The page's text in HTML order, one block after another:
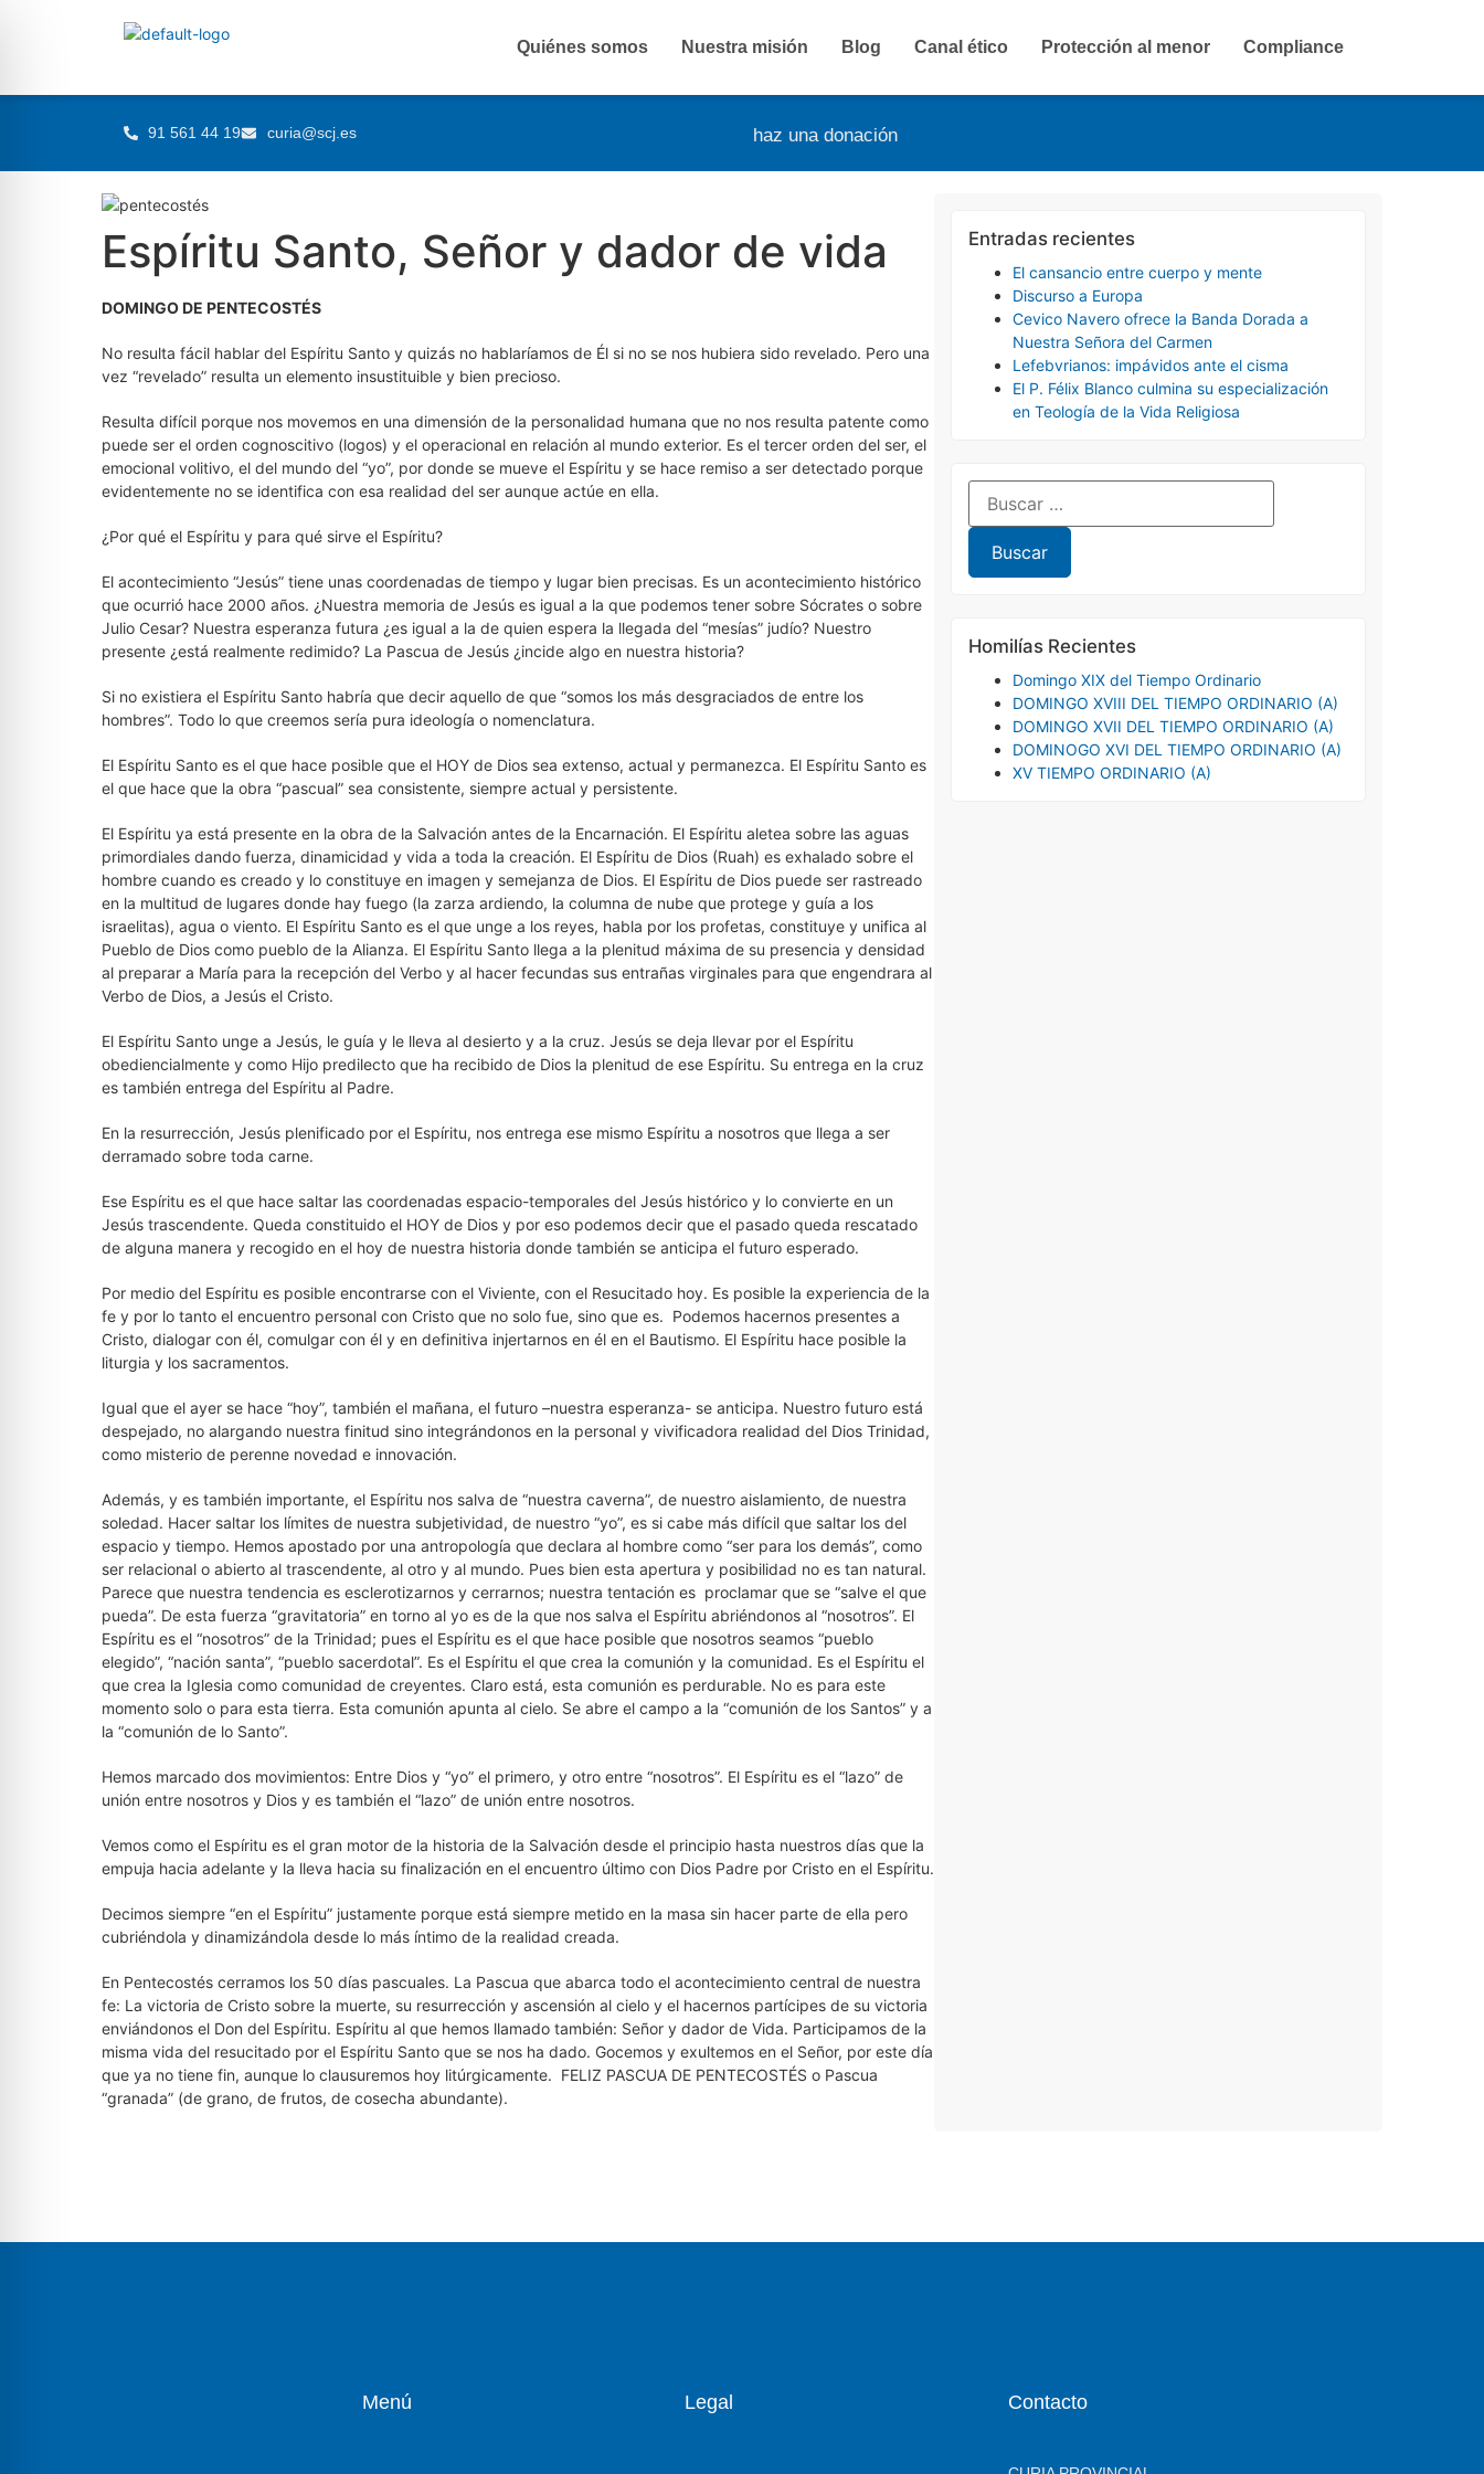
91 561 44 19 curia@scj.es haz una donación
Quiénes somos Nuestra misión Blog Canal ético Protección al menor Compliance
Espíritu Santo, Señor y dador de vida
DOMINGO DE PENTECOSTÉS
No resulta fácil hablar del Espíritu Santo y quizás no hablaríamos de Él si no se nos hubiera sido revelado. Pero una
vez “revelado” resulta un elemento insustituible y bien precioso.
Resulta difícil porque nos movemos en una dimensión de la personalidad humana que no nos resulta patente como
puede ser el orden cognoscitivo (logos) y el operacional en relación al mundo exterior. Es el tercer orden del ser, el
emocional volitivo, el del mundo del “yo”, por donde se mueve el Espíritu y se hace remiso a ser detectado porque
evidentemente no se identifica con esa realidad del ser aunque actúe en ella.
¿Por qué el Espíritu y para qué sirve el Espíritu?
El acontecimiento “Jesús” tiene unas coordenadas de tiempo y lugar bien precisas. Es un acontecimiento histórico
que ocurrió hace 2000 años. ¿Nuestra memoria de Jesús es igual a la que podemos tener sobre Sócrates o sobre
Julio Cesar? Nuestra esperanza futura ¿es igual a la de quien espera la llegada del “mesías” judío? Nuestro
presente ¿está realmente redimido? La Pascua de Jesús ¿incide algo en nuestra historia?
Si no existiera el Espíritu Santo habría que decir aquello de que “somos los más desgraciados de entre los
hombres”. Todo lo que creemos sería pura ideología o nomenclatura.
El Espíritu Santo es el que hace posible que el HOY de Dios sea extenso, actual y permanezca. El Espíritu Santo es
el que hace que la obra “pascual” sea consistente, siempre actual y persistente.
El Espíritu ya está presente en la obra de la Salvación antes de la Encarnación. El Espíritu aletea sobre las aguas
primordiales dando fuerza, dinamicidad y vida a toda la creación. El Espíritu de Dios (Ruah) es exhalado sobre el
hombre cuando es creado y lo constituye en imagen y semejanza de Dios. El Espíritu de Dios puede ser rastreado
en la multitud de lugares donde hay fuego (la zarza ardiendo, la columna de nube que protege y guía a los
israelitas), agua o viento. El Espíritu Santo es el que unge a los reyes, habla por los profetas, constituye y unifica al
Pueblo de Dios como pueblo de la Alianza. El Espíritu Santo llega a la plenitud máxima de su presencia y densidad
al preparar a María para la recepción del Verbo y al hacer fecundas sus entrañas virginales para que engendrara al
Verbo de Dios, a Jesús el Cristo.
El Espíritu Santo unge a Jesús, le guía y le lleva al desierto y a la cruz. Jesús se deja llevar por el Espíritu
obediencialmente y como Hijo predilecto que ha recibido de Dios la plenitud de ese Espíritu. Su entrega en la cruz
es también entrega del Espíritu al Padre.
En la resurrección, Jesús plenificado por el Espíritu, nos entrega ese mismo Espíritu a nosotros que llega a ser
derramado sobre toda carne.
Ese Espíritu es el que hace saltar las coordenadas espacio-temporales del Jesús histórico y lo convierte en un
Jesús trascendente. Queda constituido el HOY de Dios y por eso podemos decir que el pasado queda rescatado
de alguna manera y recogido en el hoy de nuestra historia donde también se anticipa el futuro esperado.
Por medio del Espíritu es posible encontrarse con el Viviente, con el Resucitado hoy. Es posible la experiencia de la
fe y por lo tanto el encuentro personal con Cristo que no solo fue, sino que es. Podemos hacernos presentes a
Cristo, dialogar con él, comulgar con él y en definitiva injertarnos en él en el Bautismo. El Espíritu hace posible la
liturgia y los sacramentos.
Igual que el ayer se hace “hoy”, también el mañana, el futuro –nuestra esperanza- se anticipa. Nuestro futuro está
despejado, no alargando nuestra finitud sino integrándonos en la personal y vivificadora realidad del Dios Trinidad,
como misterio de perenne novedad e innovación.
Además, y es también importante, el Espíritu nos salva de “nuestra caverna”, de nuestro aislamiento, de nuestra
soledad. Hacer saltar los límites de nuestra subjetividad, de nuestro “yo”, es si cabe más difícil que saltar los del
espacio y tiempo. Hemos apostado por una antropología que declara al hombre como “ser para los demás”, como
ser relacional o abierto al trascendente, al otro y al mundo. Pues bien esta apertura y posibilidad no es tan natural.
Parece que nuestra tendencia es esclerotizarnos y cerrarnos; nuestra tentación es proclamar que se “salve el que
pueda”. De esta fuerza “gravitatoria” en torno al yo es de la que nos salva el Espíritu abriéndonos al “nosotros”. El
Espíritu es el “nosotros” de la Trinidad; pues el Espíritu es el que hace posible que nosotros seamos “pueblo
elegido”, “nación santa”, “pueblo sacerdotal”. Es el Espíritu el que crea la comunión y la comunidad. Es el Espíritu el
que crea la Iglesia como comunidad de creyentes. Claro está, esta comunión es perdurable. No es para este
momento solo o para esta tierra. Esta comunión apunta al cielo. Se abre el campo a la “comunión de los Santos” y a
la “comunión de lo Santo”.
Hemos marcado dos movimientos: Entre Dios y “yo” el primero, y otro entre “nosotros”. El Espíritu es el “lazo” de
unión entre nosotros y Dios y es también el “lazo” de unión entre nosotros.
Vemos como el Espíritu es el gran motor de la historia de la Salvación desde el principio hasta nuestros días que la
empuja hacia adelante y la lleva hacia su finalización en el encuentro último con Dios Padre por Cristo en el Espíritu.
Decimos siempre “en el Espíritu” justamente porque está siempre metido en la masa sin hacer parte de ella pero
cubriéndola y dinamizándola desde lo más íntimo de la realidad creada.
En Pentecostés cerramos los 50 días pascuales. La Pascua que abarca todo el acontecimiento central de nuestra
fe: La victoria de Cristo sobre la muerte, su resurrección y ascensión al cielo y el hacernos partícipes de su victoria
enviándonos el Don del Espíritu. Espíritu al que hemos llamado también: Señor y dador de Vida. Participamos de la
misma vida del resucitado por el Espíritu Santo que se nos ha dado. Gocemos y exultemos en el Señor, por este día
que ya no tiene fin, aunque lo clausuremos hoy litúrgicamente. FELIZ PASCUA DE PENTECOSTÉS o Pascua
“granada” (de grano, de frutos, de cosecha abundante).
Entradas recientes
El cansancio entre cuerpo y mente
Discurso a Europa
Cevico Navero ofrece la Banda Dorada a
Nuestra Señora del Carmen
Lefebvrianos: impávidos ante el cisma
El P. Félix Blanco culmina su especialización
en Teología de la Vida Religiosa
Homilías Recientes
Domingo XIX del Tiempo Ordinario
DOMINGO XVIII DEL TIEMPO ORDINARIO (A)
DOMINGO XVII DEL TIEMPO ORDINARIO (A)
DOMINOGO XVI DEL TIEMPO ORDINARIO (A)
XV TIEMPO ORDINARIO (A)
Menú Legal Contacto